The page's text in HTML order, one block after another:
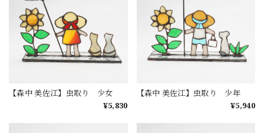
【森中 美佐江】虫取り 少女
¥5,830
【森中 美佐江】虫取り 少年
¥5,940